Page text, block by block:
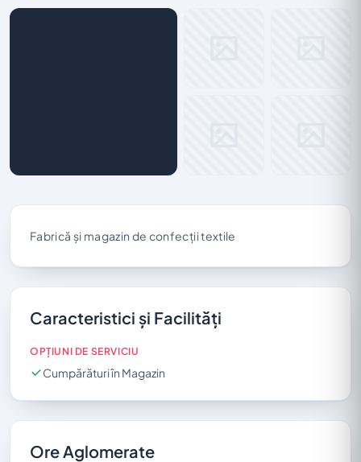
Fabrică și magazin de confecții textile
Caracteristici și Facilități
OPȚIUNI DE SERVICIU
Cumpărături în Magazin
Ore Aglomerate